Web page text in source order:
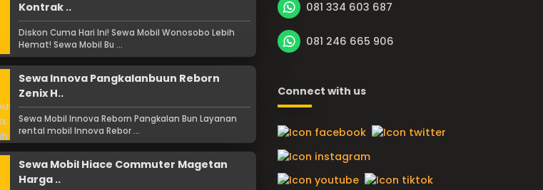
Kontrak ..
Diskon Cuma Hari Ini! Sewa Mobil Wonosobo Lebih
Hemat! Sewa Mobil Bu ...
Sewa Innova Pangkalanbuun Reborn
Zenix H..
Sewa Mobil Innova Reborn Pangkalan Bun Layanan
rental mobil Innova Rebor ...
Sewa Mobil Hiace Commuter Magetan
Harga ..
081 334 603 687
081 246 665 906
Connect with us